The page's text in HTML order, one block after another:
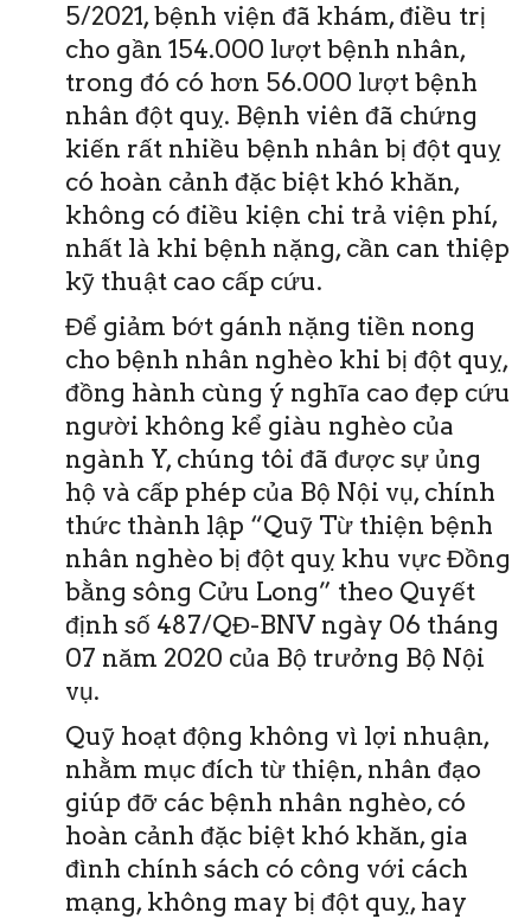
5/2021, bệnh viện đã khám, điều trị
cho gần 154.000 lượt bệnh nhân,
trong đó có hơn 56.000 lượt bệnh
nhân đột quỵ. Bệnh viên đã chứng
kiến rất nhiều bệnh nhân bị đột quỵ
có hoàn cảnh đặc biệt khó khăn,
không có điều kiện chi trả viện phí,
nhất là khi bệnh nặng, cần can thiệp
kỹ thuật cao cấp cứu.
Để giảm bớt gánh nặng tiền nong
cho bệnh nhân nghèo khi bị đột quỵ,
đồng hành cùng ý nghĩa cao đẹp cứu
người không kể giàu nghèo của
ngành Y, chúng tôi đã được sự ủng
hộ và cấp phép của Bộ Nội vụ, chính
thức thành lập “Quỹ Từ thiện bệnh
nhân nghèo bị đột quỵ khu vực Đồng
bằng sông Cửu Long” theo Quyết
định số 487/QĐ-BNV ngày 06 tháng
07 năm 2020 của Bộ trưởng Bộ Nội
vụ.
Quỹ hoạt động không vì lợi nhuận,
nhằm mục đích từ thiện, nhân đạo
giúp đỡ các bệnh nhân nghèo, có
hoàn cảnh đặc biệt khó khăn, gia
đình chính sách có công với cách
mạng, không may bị đột quỵ, hay